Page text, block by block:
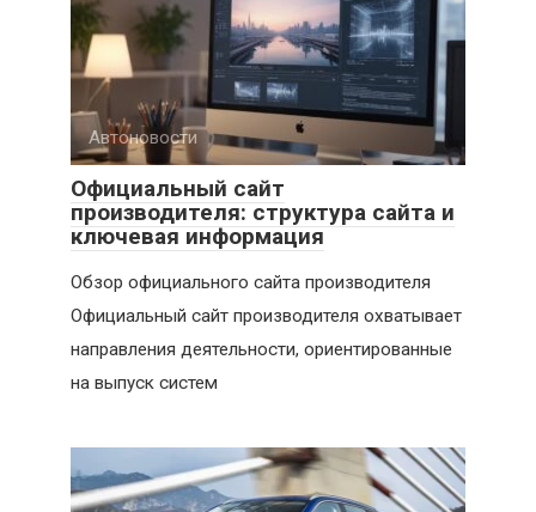
Автоновости
Официальный сайт
производителя: структура сайта и
ключевая информация
Обзор официального сайта производителя
Официальный сайт производителя охватывает
направления деятельности, ориентированные
на выпуск систем